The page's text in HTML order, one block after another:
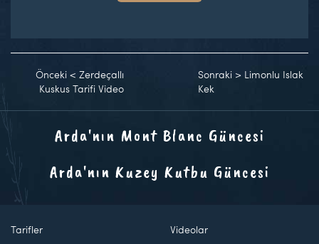
Önceki < Zerdeçallı
Kuskus Tarifi Video
Sonraki > Limonlu Islak
Kek
Arda'nın Mont Blanc Güncesi
Arda'nın Kuzey Kutbu Güncesi
Tarifler Videolar